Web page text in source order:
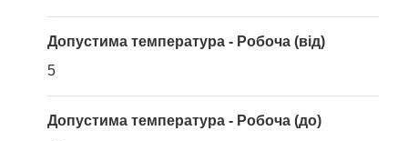
Допустима температура - Робоча (від)
5
Допустима температура - Робоча (до)